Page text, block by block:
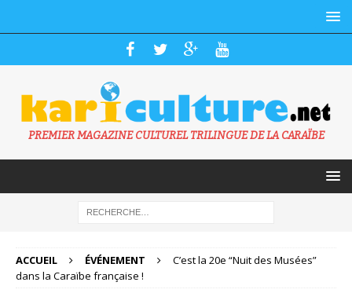
PREMIER MAGAZINE CULTUREL TRILINGUE DE LA CARAÏBE
ACCUEIL ÉVÉNEMENT
C’est la 20e “Nuit des Musées”
dans la Caraïbe française !